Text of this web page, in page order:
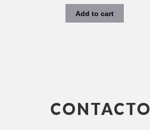
Add to cart
CONTACTO